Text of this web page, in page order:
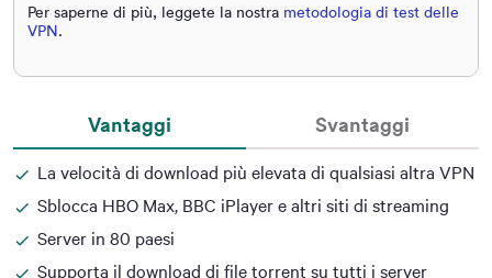
Per saperne di più, leggete la nostra metodologia di test delle
VPN.
Vantaggi
La velocità di download più elevata di qualsiasi altra VPN
Sblocca HBO Max, BBC iPlayer e altri siti di streaming
Server in 80 paesi
Supporta il download di file torrent su tutti i server
Svantaggi